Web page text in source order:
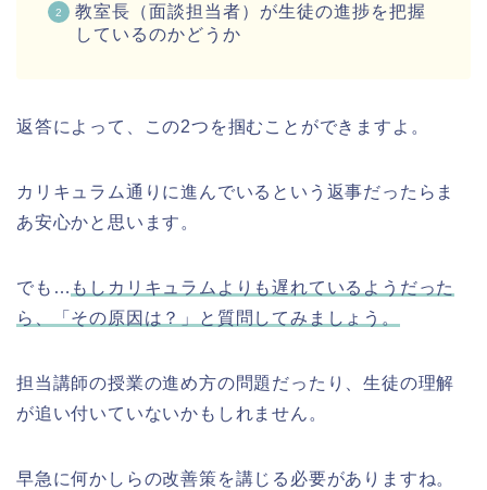
教室長（面談担当者）が生徒の進捗を把握
しているのかどうか
返答によって、この2つを掴むことができますよ。
カリキュラム通りに進んでいるという返事だったらま
あ安心かと思います。
でも… もしカリキュラムよりも遅れているようだった
ら、「その原因は？」と質問してみましょう。
担当講師の授業の進め方の問題だったり、生徒の理解
が追い付いていないかもしれません。
早急に何かしらの改善策を講じる必要がありますね。